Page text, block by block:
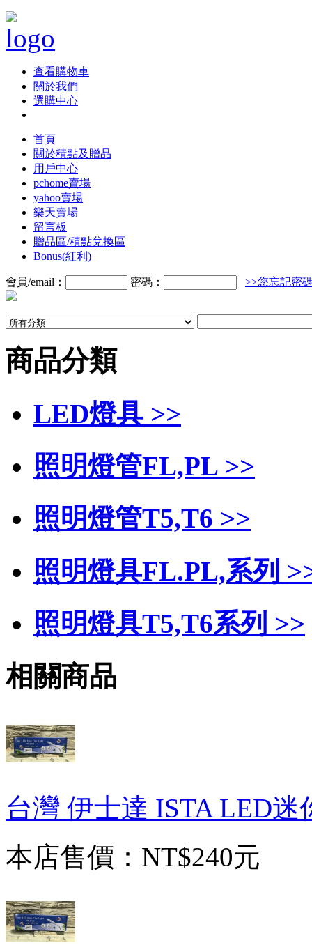
查看購物車
關於我們
選購中心
首頁
關於積點及贈品
用戶中心
pchome賣場
yahoo賣場
樂天賣場
留言板
贈品區/積點兌換區
Bonus(紅利)
會員/email： 密碼： >>您忘記密
商品分類
LED燈具 >>
照明燈管FL,PL >>
照明燈管T5,T6 >>
照明燈具FL.PL,系列
照明燈具T5,T6系列 >>
相關商品
台灣 伊士達 ISTA LED迷
本店售價： NT$240元